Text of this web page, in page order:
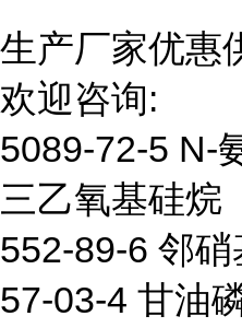
生产厂家优惠
欢迎咨询:
5089-72-5 N-
三乙氧基硅烷
552-89-6 邻
57-03-4 甘油